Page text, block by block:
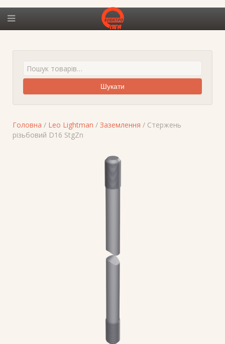
Шукати
Головна / Leo Lightman / Заземлення / Стержень
різьбовий D16 StgZn